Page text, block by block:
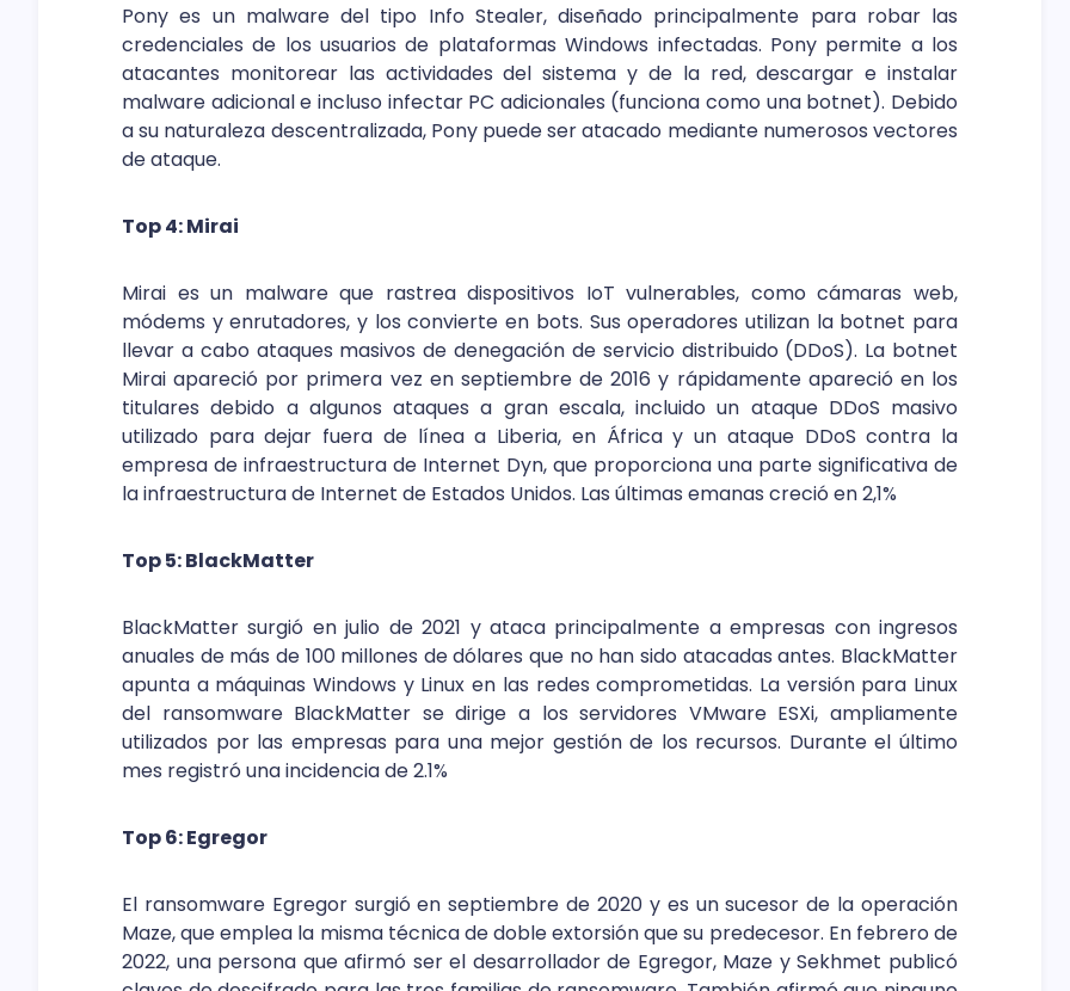
Pony es un malware del tipo Info Stealer, diseñado principalmente para robar las
credenciales de los usuarios de plataformas Windows infectadas. Pony permite a los
atacantes monitorear las actividades del sistema y de la red, descargar e instalar
malware adicional e incluso infectar PC adicionales (funciona como una botnet). Debido
a su naturaleza descentralizada, Pony puede ser atacado mediante numerosos vectores
de ataque.
Top 4: Mirai
Mirai es un malware que rastrea dispositivos IoT vulnerables, como cámaras web,
módems y enrutadores, y los convierte en bots. Sus operadores utilizan la botnet para
llevar a cabo ataques masivos de denegación de servicio distribuido (DDoS). La botnet
Mirai apareció por primera vez en septiembre de 2016 y rápidamente apareció en los
titulares debido a algunos ataques a gran escala, incluido un ataque DDoS masivo
utilizado para dejar fuera de línea a Liberia, en África y un ataque DDoS contra la
empresa de infraestructura de Internet Dyn, que proporciona una parte significativa de
la infraestructura de Internet de Estados Unidos. Las últimas emanas creció en 2,1%
Top 5: BlackMatter
BlackMatter surgió en julio de 2021 y ataca principalmente a empresas con ingresos
anuales de más de 100 millones de dólares que no han sido atacadas antes. BlackMatter
apunta a máquinas Windows y Linux en las redes comprometidas. La versión para Linux
del ransomware BlackMatter se dirige a los servidores VMware ESXi, ampliamente
utilizados por las empresas para una mejor gestión de los recursos. Durante el último
mes registró una incidencia de 2.1%
Top 6: Egregor
El ransomware Egregor surgió en septiembre de 2020 y es un sucesor de la operación
Maze, que emplea la misma técnica de doble extorsión que su predecesor. En febrero de
2022, una persona que afirmó ser el desarrollador de Egregor, Maze y Sekhmet publicó